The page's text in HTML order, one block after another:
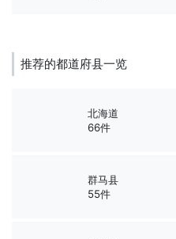
推荐的都道府县一览
北海道
66件
群马县
55件